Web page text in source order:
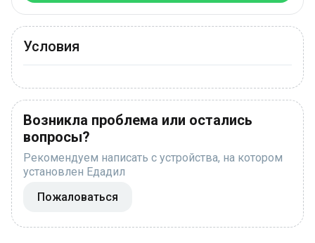
Условия
Возникла проблема или остались
вопросы?
Рекомендуем написать с устройства, на котором
установлен Едадил
Пожаловаться